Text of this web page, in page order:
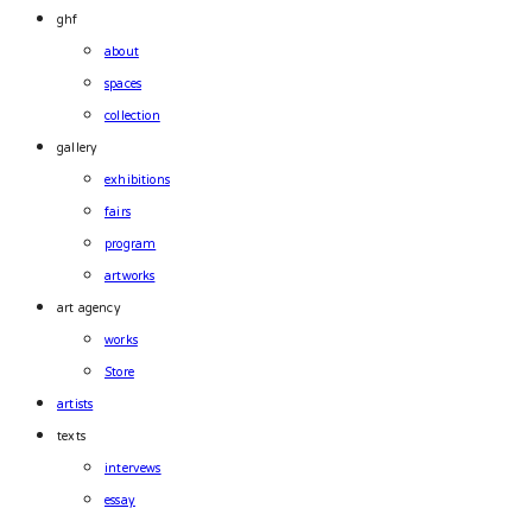
ghf
about
spaces
collection
gallery
exhibitions
fairs
program
artworks
art agency
works
Store
artists
texts
intervews
essay